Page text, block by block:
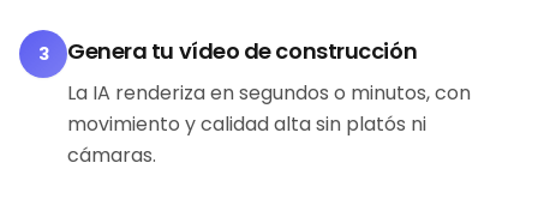
3 Genera tu vídeo de construcción
La IA renderiza en segundos o minutos, con
movimiento y calidad alta sin platós ni
cámaras.